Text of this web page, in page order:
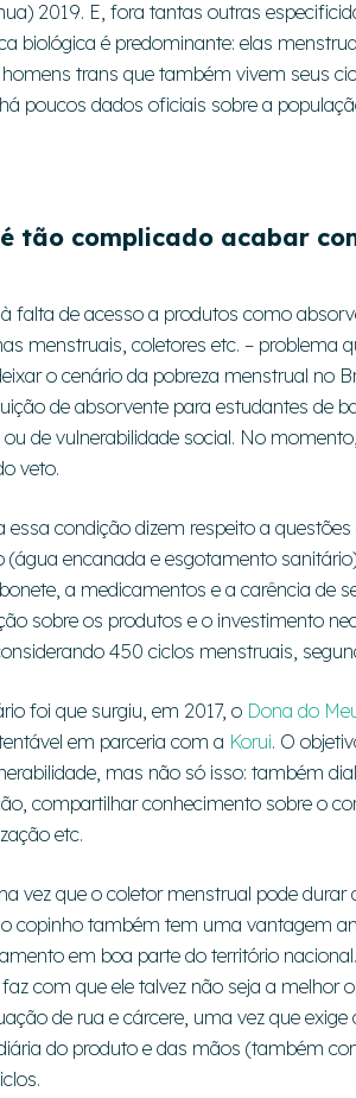
2019. E, fora tantas outras
biológica é predominante: elas
trans que também vivem seus
poucos dados oficiais sobre a
tão complicado acabar
falta de acesso a produtos como
menstruais, coletores etc. – problema
o cenário da pobreza menstrual no
de absorvente para estudantes de
de vulnerabilidade social. No
veto.
condição dizem respeito a
encanada e esgotamento
a medicamentos e a carência de
sobre os produtos e o investimento
450 ciclos menstruais,
foi que surgiu, em 2017, o Dona do
em parceria com a Korui. O
mas não só isso: também
compartilhar conhecimento sobre o
etc.
vez que o coletor menstrual pode
copinho também tem uma vantagem
em boa parte do território
com que ele talvez não seja a melhor
de rua e cárcere, uma vez que
do produto e das mãos (também